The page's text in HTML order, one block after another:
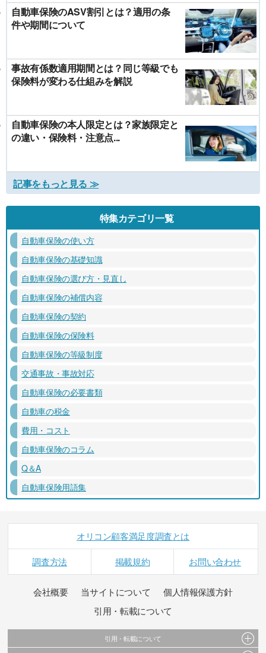
自動車保険のASV割引とは？適用の条
件や期間について
事故有係数適用期間とは？同じ等級でも
保険料が変わる仕組みを解説
自動車保険の本人限定とは？家族限定と
の違い・保険料・注意点...
記事をもっと見る ≫
特集カテゴリ一覧
自動車保険の使い方
自動車保険の基礎知識
自動車保険の選び方・見直し
自動車保険の補償内容
自動車保険の契約
自動車保険の保険料
自動車保険の等級制度
交通事故・事故対応
自動車保険の必要書類
自動車の税金
費用・コスト
自動車保険のコラム
Q＆A
自動車保険用語集
オリコン顧客満足度調査とは
調査方法 掲載規約 お問い合わせ
会社概要 当サイトについて
個人情報保護方針
引用・転載について
引用・転載について